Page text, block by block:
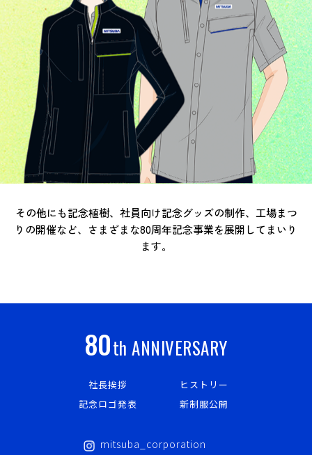
その他にも記念植樹、社員向け記念グッズの制作、工場まつ
りの開催など、 さまざまな80周年記念事業を展開してまいり
ます。
80th ANNIVERSARY
社長挨拶
ヒストリー
記念ロゴ発表
新制服公開
mitsuba_corporation